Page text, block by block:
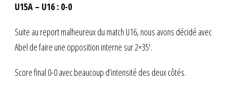
U15A – U16 : 0-0
Suite au report malheureux du match U16, nous avons décidé avec
Abel de faire une opposition interne sur 2×35′.
Score final 0-0 avec beaucoup d’intensité des deux côtés.